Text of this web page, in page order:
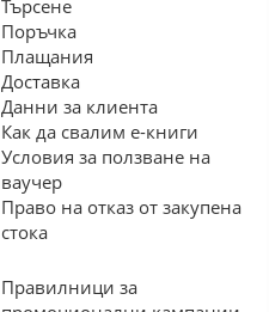
Търсене
Поръчка
Плащания
Доставка
Данни за клиента
Как да свалим е-книги
Условия за ползване на
ваучер
Право на отказ от закупена
стока
Правилници за